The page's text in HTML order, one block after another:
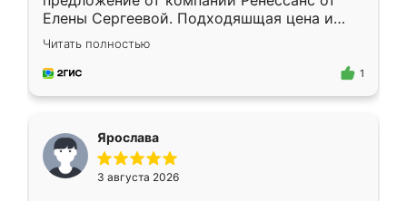
Елены Сергеевой. Подходяшщая цена и
короткие сроки изготовления. Приехавший
для замера сотрудник Владислав
предложил по моему эскизу самый
Читать полностью
1
Ярослава
3 августа 2026